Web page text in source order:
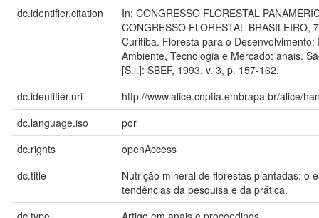
dc.identifier.citation
In: CONGRESSO FLORESTAL
CONGRESSO FLORESTAL BRASILEIRO,
Curitiba. Floresta para o Desenvolvimento:
Ambiente, Tecnologia e Mercado: anais.
[S.l.]: SBEF, 1993. v. 3, p. 157-162.
dc.identifier.uri
http://www.alice.cnptia.embrapa.br/alice/
dc.language.iso
por
dc.rights
openAccess
dc.title
Nutrição mineral de florestas plantadas: o
tendências da pesquisa e da prática.